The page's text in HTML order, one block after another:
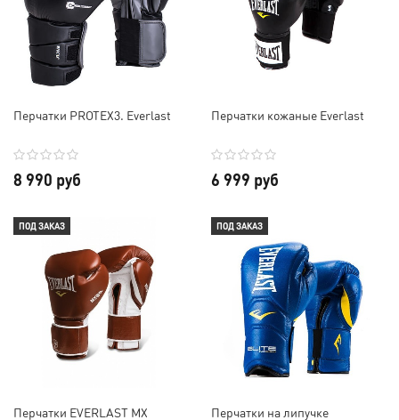
Перчатки PROTEX3. Everlast
8 990 руб
Перчатки кожаные Everlast
6 999 руб
ПОД ЗАКАЗ
Перчатки EVERLAST MX
ПОД ЗАКАЗ
Перчатки на липучке